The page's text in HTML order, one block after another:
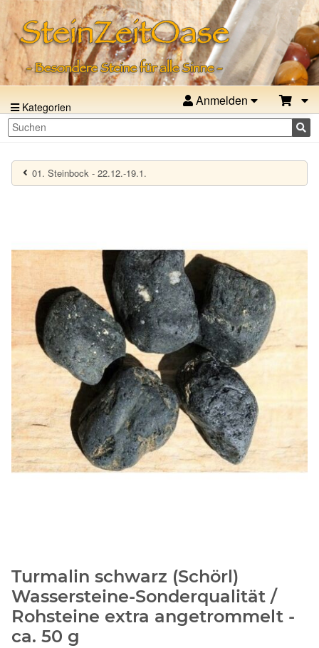
Kategorien Anmelden
01. Steinbock - 22.12.-19.1.
Turmalin schwarz (Schörl)
Wassersteine-Sonderqualität /
Rohsteine extra angetrommelt -
ca. 50 g